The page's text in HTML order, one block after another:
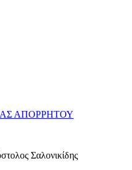
ΑΠΟΡΡΗΤΟΥ
Σαλονικίδης